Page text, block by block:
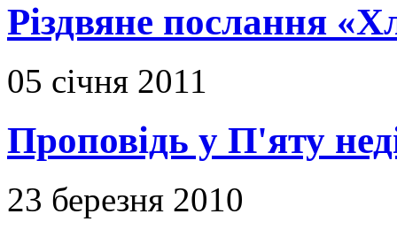
Різдвяне послання
05 січня 2011
Проповідь у П'яту
23 березня 2010